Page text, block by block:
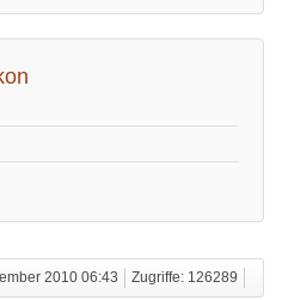
2010 06:43 Zugriffe: 126289